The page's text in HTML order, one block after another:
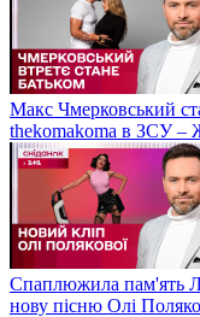
Макс Чмерковський
thekomakoma в ЗСУ –
Спаплюжила пам'ять
нову пісню Олі